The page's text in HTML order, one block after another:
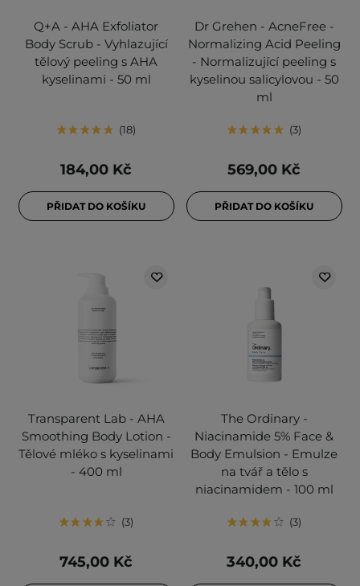
Q+A - AHA Exfoliator
Body Scrub - Vyhlazující
tělový peeling s AHA
kyselinami - 50 ml
18
184,00 Kč
PŘIDAT DO KOŠÍKU
Dr Grehen - AcneFree -
Normalizing Acid Peeling
- Normalizující peeling s
kyselinou salicylovou - 50
ml
3
569,00 Kč
PŘIDAT DO KOŠÍKU
Transparent Lab - AHA
Smoothing Body Lotion -
Tělové mléko s kyselinami
- 400 ml
3
745,00 Kč
The Ordinary -
Niacinamide 5% Face &
Body Emulsion - Emulze
na tvář a tělo s
niacinamidem - 100 ml
3
340,00 Kč